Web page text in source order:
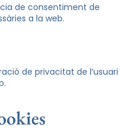
de consentiment de
a la web.
de privacitat de l’usuari